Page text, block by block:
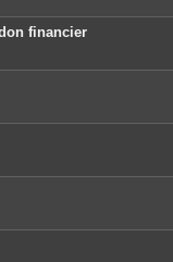
financier